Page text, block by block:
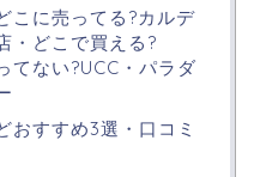
こに売ってる?カルデ
・どこで買える?
ない?UCC・パラダ
おすすめ3選・口コミ